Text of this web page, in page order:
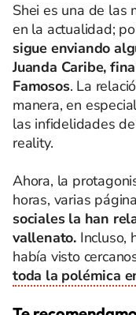
Shei es una de las
en la actualidad;
sigue enviando
Juanda Caribe,
Famosos. La
manera, en
las infidelidades
reality.
Ahora, la
horas, varias
sociales la han
vallenato. Incluso,
había visto
toda la polémica